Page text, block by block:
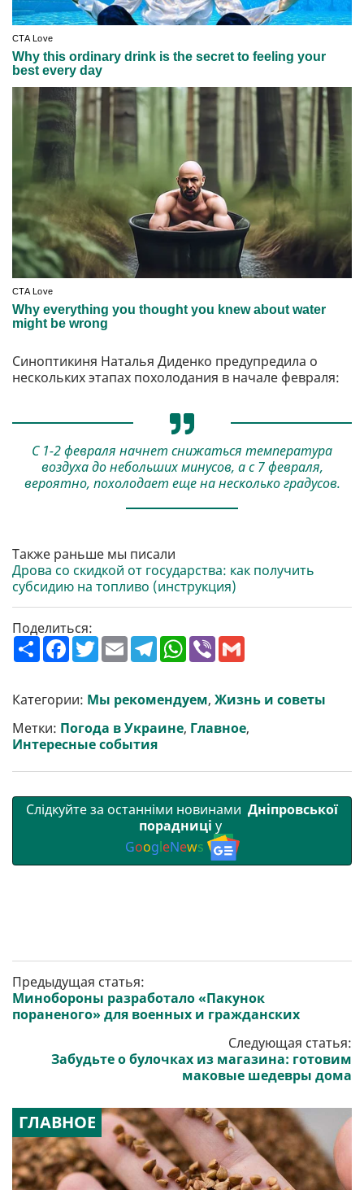
Синоптикиня Наталья Диденко предупредила о
нескольких этапах похолодания в начале февраля:
С 1-2 февраля начнет снижаться температура
воздуха до небольших минусов, а с 7 февраля,
вероятно, похолодает еще на несколько градусов.
Также раньше мы писали
Дрова со скидкой от государства: как получить
субсидию на топливо (инструкция)
Поделиться:
П
о
р
и
т
и
F
a
b
o
o
k
T
w
t
e
r
E
m
l
T
e
g
r
a
m
W
h
s
A
p
p
V
r l
Категории: Мы рекомендуем, Жизнь и советы
Метки: Погода в Украине, Главное,
Интересные события
Слідкуйте за останніми новинами Дніпровської
порадниці у
GoogleNews
Предыдущая статья:
Минобороны разработало «Пакунок
пораненого» для военных и гражданских
Следующая статья:
Забудьте о булочках из магазина: готовим
маковые шедевры дома
ГЛАВНОЕ